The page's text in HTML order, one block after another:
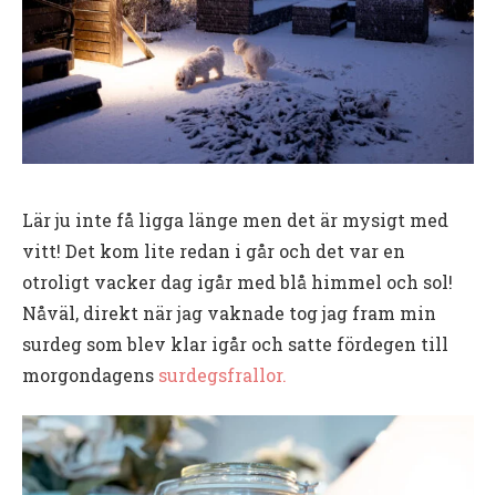
Lär ju inte få ligga länge men det är mysigt med
vitt! Det kom lite redan i går och det var en
otroligt vacker dag igår med blå himmel och sol!
Nåväl, direkt när jag vaknade tog jag fram min
surdeg som blev klar igår och satte fördegen till
morgondagens surdegsfrallor.